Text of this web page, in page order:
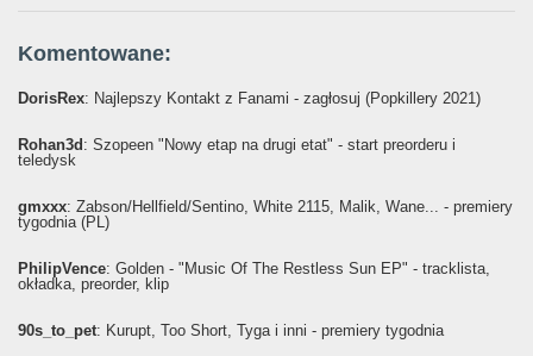
Komentowane:
DorisRex: Najlepszy Kontakt z Fanami - zagłosuj (Popkillery 2021)
Rohan3d : Szopeen "Nowy etap na drugi etat" - start preorderu i
teledysk
gmxxx: Żabson/Hellfield/Sentino, White 2115, Malik, Wane... - premiery
tygodnia (PL)
PhilipVence: Golden - "Music Of The Restless Sun EP" - tracklista,
okładka, preorder, klip
90s_to_pet: Kurupt, Too Short, Tyga i inni - premiery tygodnia